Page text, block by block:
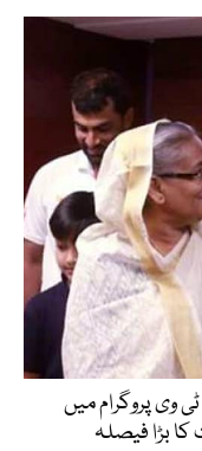
پروگرام میں
بڑا فیصلہ